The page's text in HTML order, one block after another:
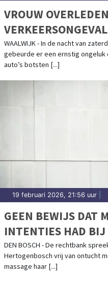
VROUW
WAALWIJK - In de nacht van
gebeurde er een ernstig ongeluk
auto’s botsten [...]
19 februari 2026, 21:56 uur
GEEN BEWIJS DAT
INTENTIES HAD BIJ
BORSTEN CLIËNTE
DEN BOSCH - De rechtbank
Hertogenbosch vrij van ontucht
massage haar [...]